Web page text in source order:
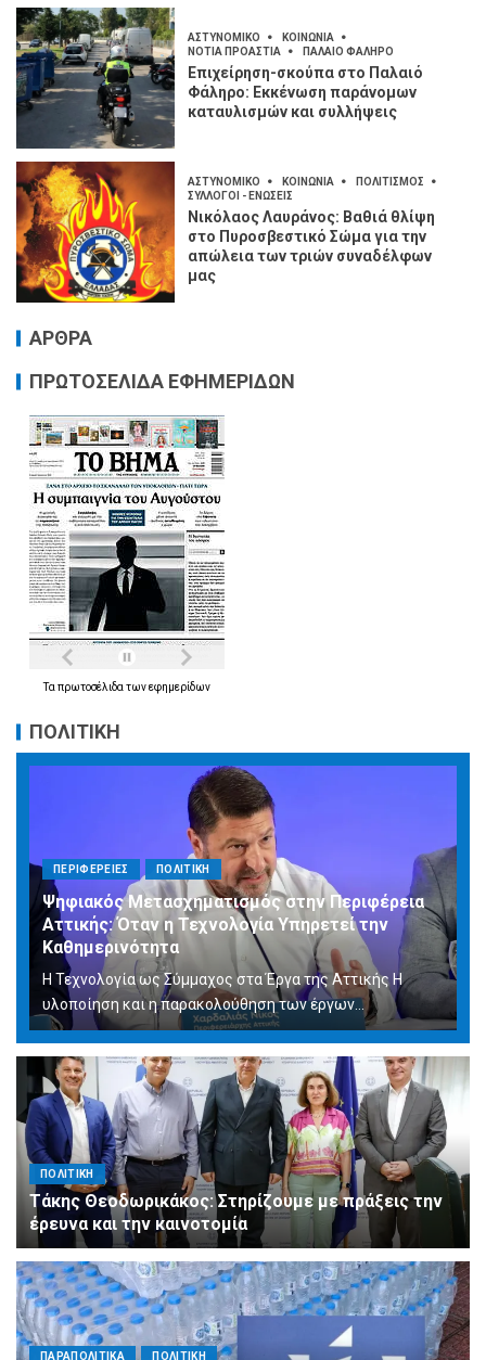
ΑΣΤΥΝΟΜΙΚΟ
ΚΟΙΝΩΝΙΑ
ΝΟΤΙΑ ΠΡΟΑΣΤΙΑ
ΠΑΛΑΙΟ ΦΑΛΗΡΟ
Επιχείρηση-σκούπα στο Παλαιό
Φάληρο: Εκκένωση παράνομων
καταυλισμών και συλλήψεις
ΑΣΤΥΝΟΜΙΚΟ ΚΟΙΝΩΝΙΑ
ΠΟΛΙΤΙΣΜΟΣ
ΣΥΛΛΟΓΟΙ - ΕΝΩΣΕΙΣ
Νικόλαος Λαυράνος: Βαθιά θλίψη
στο Πυροσβεστικό Σώμα για την
απώλεια των τριών συναδέλφων
μας
ΑΡΘΡΑ
ΠΡΩΤΟΣΕΛΙΔΑ ΕΦΗΜΕΡΙΔΩΝ
Τα πρωτοσέλιδα τωνεφημερίδων
ΠΟΛΙΤΙΚΗ
ΠΕΡΙΦΕΡΕΙΕΣ ΠΟΛΙΤΙΚΗ
Ψηφιακός Μετασχηματισμός στην Περιφέρεια
Αττικής: Όταν η Τεχνολογία Υπηρετεί την
Καθημερινότητα
Η Τεχνολογία ως Σύμμαχος στα Έργα της Αττικής Η
υλοποίηση και η παρακολούθηση των έργων...
ΠΟΛΙΤΙΚΗ
Τάκης Θεοδωρικάκος: Στηρίζουμε με πράξεις την
έρευνα και την καινοτομία
ΠΑΡΑΠΟΛΙΤΙΚΑ ΠΟΛΙΤΙΚΗ